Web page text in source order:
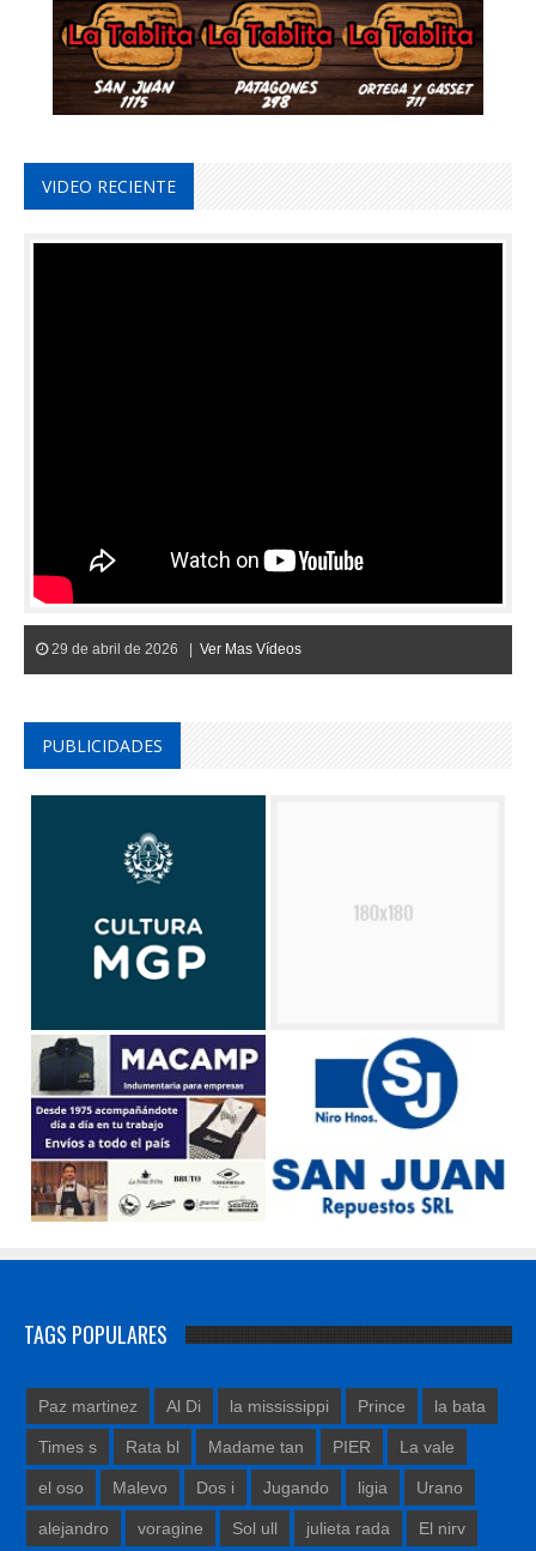
VIDEO RECIENTE
29 de abril de 2026 | Ver Mas Vídeos
PUBLICIDADES
TAGS POPULARES
Paz martinez Al Di la mississippi Prince la bata
Times s Rata bl Madame tan PIER La vale
el oso Malevo Dos i Jugando ligia Urano
alejandro voragine Sol ull julieta rada El nirv